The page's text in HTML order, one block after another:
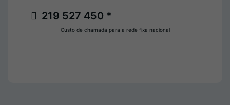
219 527 450 *
Custo de chamada para a rede fixa nacional